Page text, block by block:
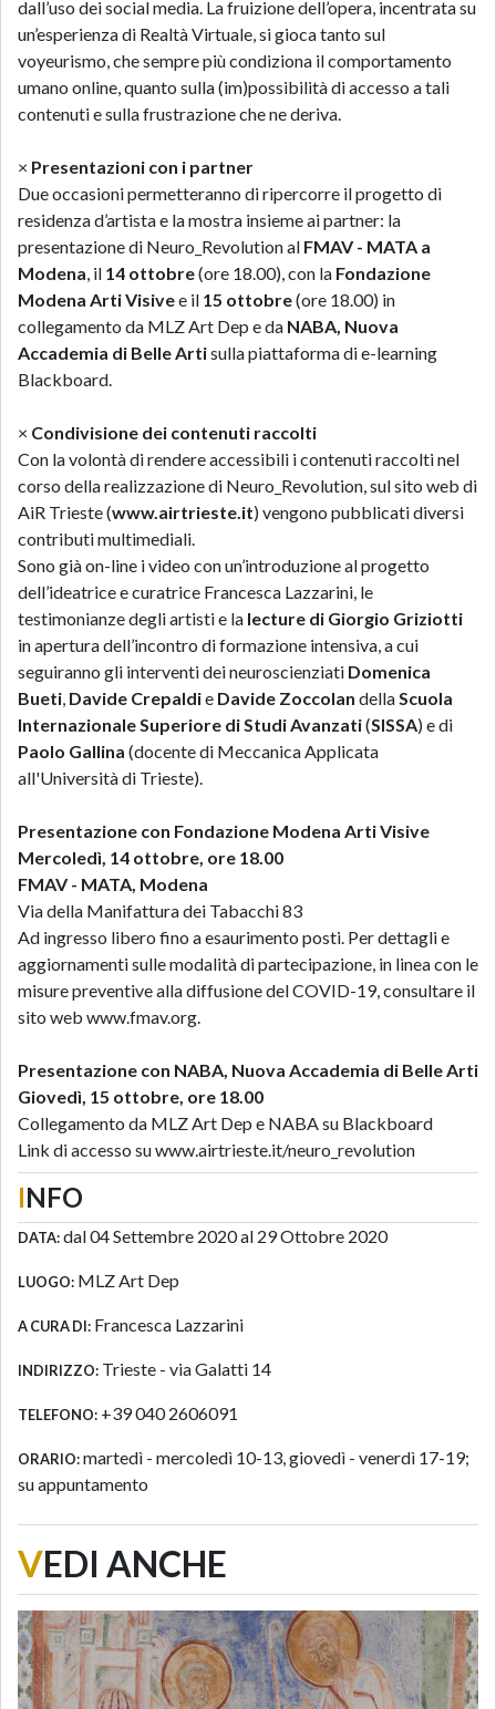
dall’uso dei social media. La fruizione dell’opera, incentrata su
un’esperienza di Realtà Virtuale, si gioca tanto sul
voyeurismo, che sempre più condiziona il comportamento
umano online, quanto sulla (im)possibilità di accesso a tali
contenuti e sulla frustrazione che ne deriva.
× Presentazioni con i partner
Due occasioni permetteranno di ripercorre il progetto di
residenza d’artista e la mostra insieme ai partner: la
presentazione di Neuro_Revolution al FMAV - MATA a
Modena, il 14 ottobre(ore 18.00), con la Fondazione
Modena Arti Visivee il 15 ottobre(ore 18.00) in
collegamento da MLZ Art Dep e da NABA, Nuova
Accademia di Belle Artisulla piattaforma di e-learning
Blackboard.
× Condivisione dei contenuti raccolti
Con la volontà di rendere accessibili i contenuti raccolti nel
corso della realizzazione di Neuro_Revolution, sul sito web di
AiR Trieste (www.airtrieste.it) vengono pubblicati diversi
contributi multimediali.
Sono già on-line i video con un’introduzione al progetto
dell’ideatrice e curatrice Francesca Lazzarini, le
testimonianze degli artisti e la lecture di Giorgio Griziotti
in apertura dell’incontro di formazione intensiva, a cui
seguiranno gli interventi dei neuroscienziati Domenica
Bueti, Davide Crepaldie Davide Zoccolan dellaScuola
Internazionale Superiore di Studi Avanzati(SISSA) e di
Paolo Gallina (docente di Meccanica Applicata
all'Università di Trieste).
Presentazione con Fondazione Modena Arti Visive
Mercoledì, 14 ottobre, ore 18.00
FMAV - MATA, Modena
Via della Manifattura dei Tabacchi 83
Ad ingresso libero fino a esaurimento posti. Per dettagli e
aggiornamenti sulle modalità di partecipazione, in linea con le
misure preventive alla diffusione del COVID-19, consultare il
sito web www.fmav.org.
Presentazione con NABA, Nuova Accademia di Belle Arti
Giovedì, 15 ottobre, ore 18.00
Collegamento da MLZ Art Dep e NABA su Blackboard
Link di accesso su www.airtrieste.it/neuro_revolution
INFO
DATA:dal 04 Settembre 2020 al 29 Ottobre 2020
LUOGO: MLZ Art Dep
A CURA DI: Francesca Lazzarini
INDIRIZZO: Trieste - via Galatti 14
TELEFONO: +39 040 2606091
ORARIO:martedì - mercoledì 10-13, giovedì - venerdì 17-19;
su appuntamento
VEDI ANCHE